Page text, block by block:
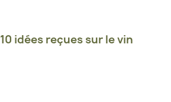
10 idées reçues sur le vin